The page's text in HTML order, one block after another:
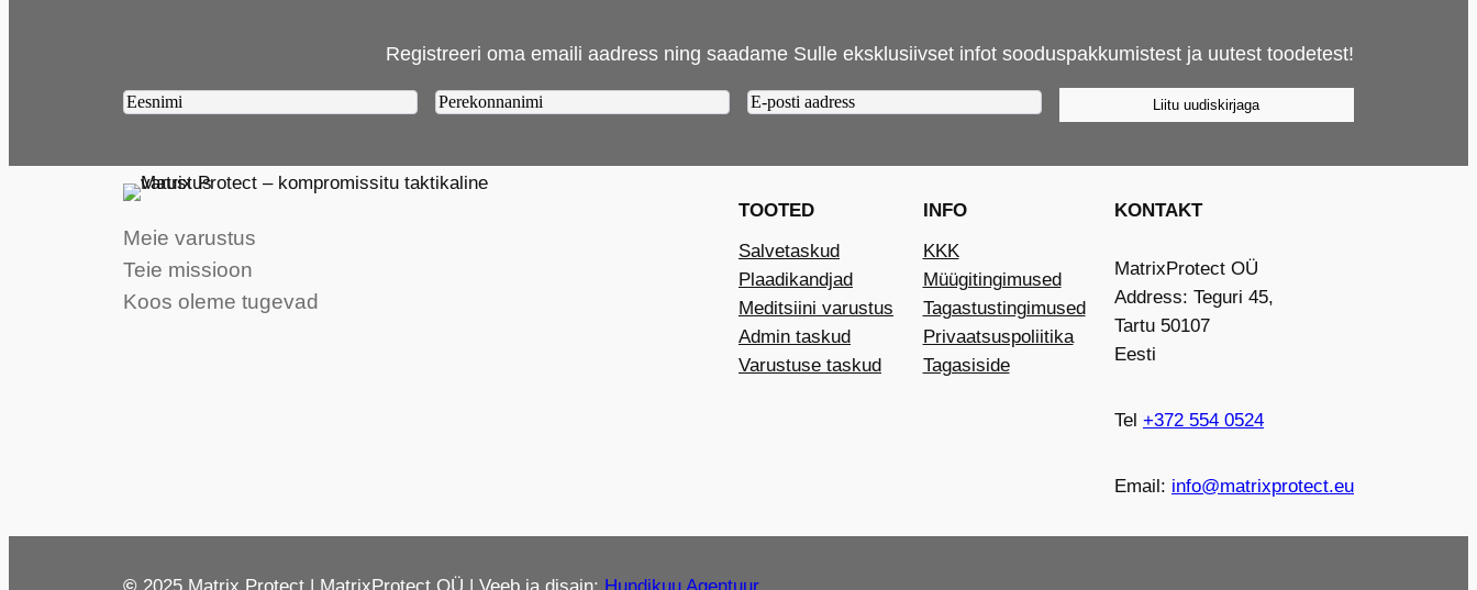
Registreeri oma emaili aadress ning saadame Sulle eksklusiivset infot sooduspakkumistest ja uutest toodetest!
Firstname2 Lastname2 Email2 (Required) Liitu uudiskirjaga
Meie varustus
Teie missioon
Koos oleme tugevad
TOOTED
Salvetaskud
Plaadikandjad
Meditsiini varustus
Admin taskud
Varustuse taskud
INFO
KKK
Müügitingimused
Tagastustingimused
Privaatsuspoliitika
Tagasiside
KONTAKT
MatrixProtect OÜ
Address: Teguri 45,
Tartu 50107
Eesti
Tel +372 554 0524
Email: info@matrixprotect.eu